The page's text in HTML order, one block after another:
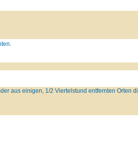
aus einigen, 1/2 Viertelstund entfernten Orten